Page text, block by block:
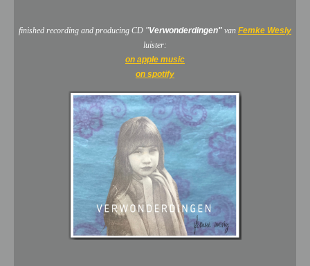
finished recording and producing CD "Verwonderdingen" van Femke Wesly
luister:
on apple music
on spotify